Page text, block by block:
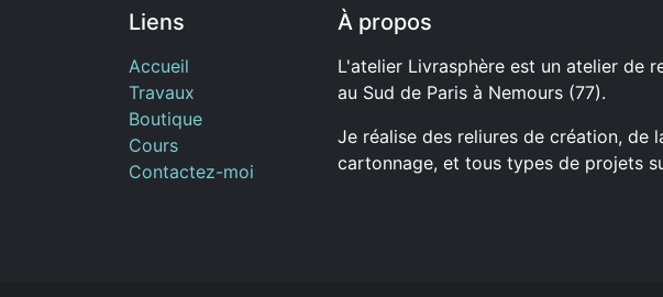
Liens
Accueil
Travaux
Boutique
Cours
Contactez-moi
À propos
L'atelier Livrasphère est un atelier de
au Sud de Paris à Nemours (77).
Je réalise des reliures de création, de
cartonnage, et tous types de projets